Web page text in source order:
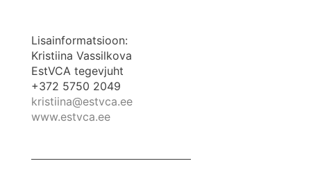
Lisainformatsioon:
Kristiina Vassilkova
EstVCA tegevjuht
+372 5750 2049
kristiina@estvca.ee
www.estvca.ee